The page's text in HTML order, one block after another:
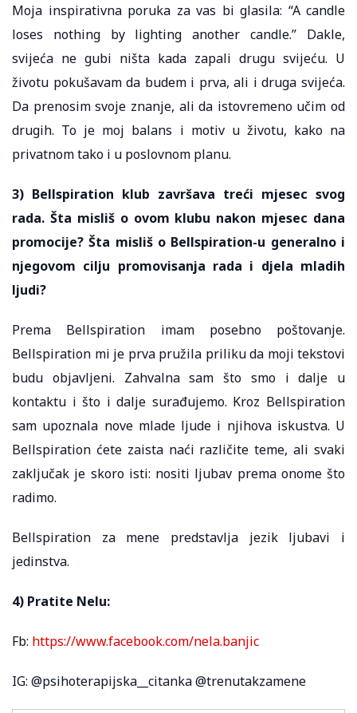
Moja inspirativna poruka za vas bi glasila: “A candle
loses nothing by lighting another candle.” Dakle,
svijeća ne gubi ništa kada zapali drugu svijeću. U
životu pokušavam da budem i prva, ali i druga svijeća.
Da prenosim svoje znanje, ali da istovremeno učim od
drugih. To je moj balans i motiv u životu, kako na
privatnom tako i u poslovnom planu.
3) Bellspiration klub završava treći mjesec svog
rada. Šta misliš o ovom klubu nakon mjesec dana
promocije? Šta misliš o Bellspiration-u generalno i
njegovom cilju promovisanja rada i djela mladih
ljudi?
Prema Bellspiration imam posebno poštovanje.
Bellspiration mi je prva pružila priliku da moji tekstovi
budu objavljeni. Zahvalna sam što smo i dalje u
kontaktu i što i dalje surađujemo. Kroz Bellspiration
sam upoznala nove mlade ljude i njihova iskustva. U
Bellspiration ćete zaista naći različite teme, ali svaki
zaključak je skoro isti: nositi ljubav prema onome što
radimo.
Bellspiration za mene predstavlja jezik ljubavi i
jedinstva.
4) Pratite Nelu:
Fb: https://www.facebook.com/nela.banjic
IG: @psihoterapijska__citanka @trenutakzamene